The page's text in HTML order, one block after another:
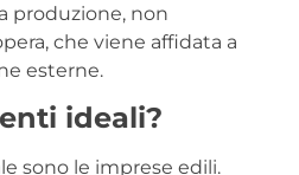
produzione, non
che viene affidata a
esterne.
ideali?
sono le imprese edili.